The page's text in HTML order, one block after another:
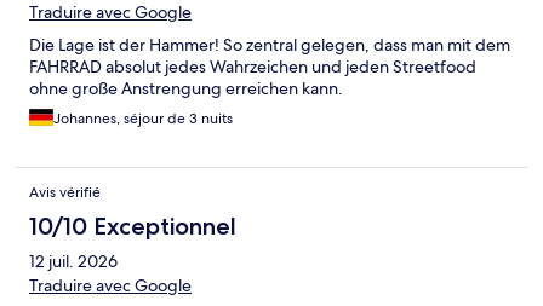
Traduire avec Google
Die Lage ist der Hammer! So zentral gelegen, dass man mit dem
FAHRRAD absolut jedes Wahrzeichen und jeden Streetfood
ohne große Anstrengung erreichen kann.
Johannes, séjour de 3 nuits
Avis vérifié
10/10 Exceptionnel
12 juil. 2026
Traduire avec Google